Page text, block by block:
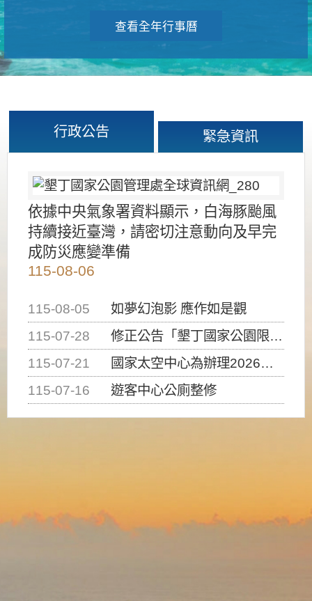
查看全年行事曆
行政公告 緊急資訊
依據中央氣象署資料顯示，白海豚颱風
持續接近臺灣，請密切注意動向及早完
成防災應變準備
115-08-06
115-08-05
如夢幻泡影 應作如是觀
115-07-28
修正公告「墾丁國家公園限制水域遊憩活動之種類、範圍、時間及行為」，自即日生效。
115-07-21
國家太空中心為辦理2026台灣盃火箭競賽，陸、海、空域警戒及協調相關事宜，因颱風備案事宜
115-07-16
遊客中心公廁整修